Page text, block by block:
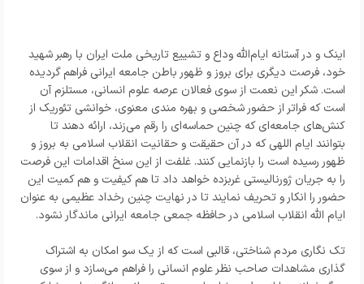
اینک و در آستانه ایام‌الله وداع و تشییع تاریخی ملت ایران با رهبر شهید
خود، فرصت دیگری برای بروز و ظهور باطن جامعه ایرانی فراهم گردیده
است. شکر این نعمت از سوی فعالان عرصه علوم انسانی، مستلزم آن
است که فراتر از حضور شخصی و بهره مندی معنوی، خوانشی تئوریک از
کنش‌های جامعه‌ای که چنین حماسه‌ای را رقم می‌زند، ارائه دهند تا
بتوانند ایام اللهی که در آن حقیقت و حقانیت انقلاب اسلامی به بروز و
ظهور رسیده است را بازنمایی کنند. غلفت از این سنخ اقدامات این فرصت
را به جریان ژورنالیستی غربزده خواهد داد تا هم کیفیت و هم کمیت این
حضور را انکار و تحریف نمایند تا در نهایت چنین رخداد عظیمی به عنوان
ایام الله انقلاب اسلامی در حافظه جمعی جامعه ایرانی ماندگار نشود.
تک نگاری مردم شناختی، قالبی است که از یک سو امکان به اشتراک
گذاری مشاهدات صاحب نظر علوم انسانی را فراهم می‌سازد و از سوی